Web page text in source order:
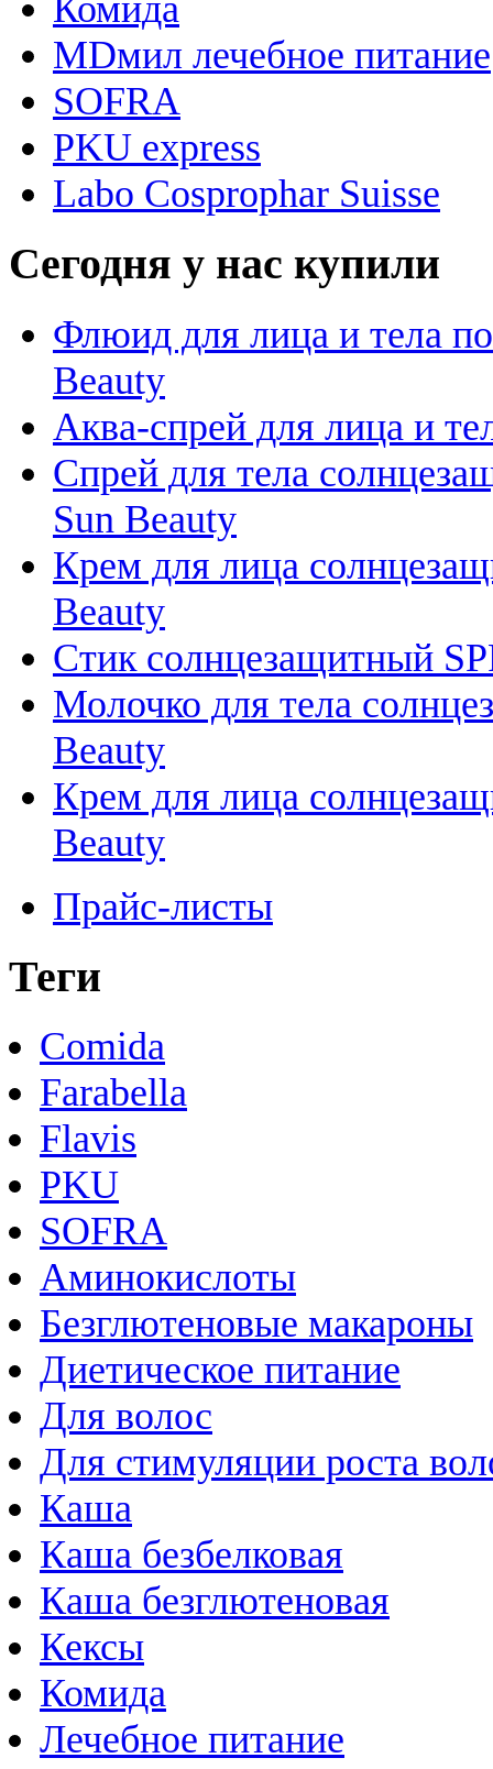
MDмил лечебное питание
SOFRA
PKU express
Labo Cosprophar Suisse
Сегодня у нас купили
Флюид для лица и тела
Beauty
Аква-спрей для лица и
Спрей для тела
Sun Beauty
Крем для лица
Beauty
Стик солнцезащитный
Молочко для тела
Beauty
Крем для лица
Beauty
Прайс-листы
Теги
Comida
Farabella
Flavis
PKU
SOFRA
Аминокислоты
Безглютеновые макароны
Диетическое питание
Для волос
Для стимуляции роста
Каша
Каша безбелковая
Каша безглютеновая
Кексы
Комида
Лечебное питание